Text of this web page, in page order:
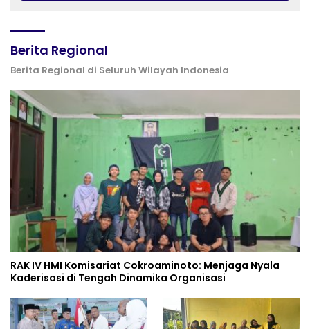
Berita Regional
Berita Regional di Seluruh Wilayah Indonesia
RAK IV HMI Komisariat Cokroaminoto: Menjaga Nyala
Kaderisasi di Tengah Dinamika Organisasi